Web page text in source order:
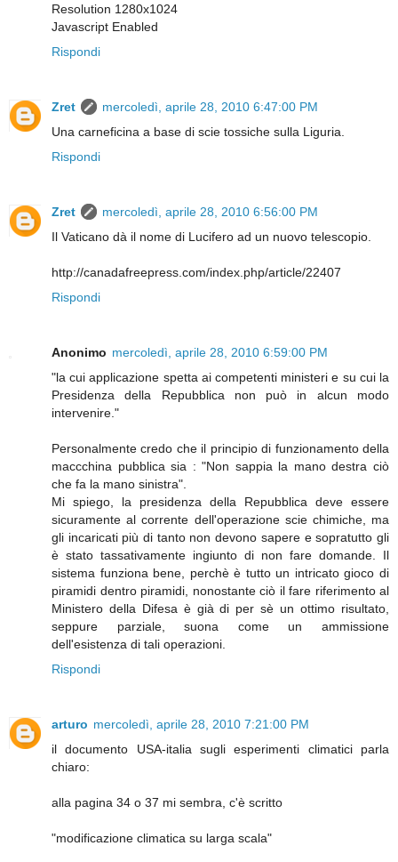
Resolution 1280x1024
Javascript Enabled
Rispondi
Zret
mercoledì, aprile 28, 2010 6:47:00 PM
Una carneficina a base di scie tossiche sulla Liguria.
Rispondi
Zret
mercoledì, aprile 28, 2010 6:56:00 PM
Il Vaticano dà il nome di Lucifero ad un nuovo telescopio.
http://canadafreepress.com/index.php/article/22407
Rispondi
Anonimo mercoledì, aprile 28, 2010 6:59:00 PM
"la cui applicazione spetta ai competenti ministeri e su cui la
Presidenza della Repubblica non può in alcun modo
intervenire."
Personalmente credo che il principio di funzionamento della
maccchina pubblica sia : "Non sappia la mano destra ciò
che fa la mano sinistra".
Mi spiego, la presidenza della Repubblica deve essere
sicuramente al corrente dell'operazione scie chimiche, ma
gli incaricati più di tanto non devono sapere e sopratutto gli
è stato tassativamente ingiunto di non fare domande. Il
sistema funziona bene, perchè è tutto un intricato gioco di
piramidi dentro piramidi, nonostante ciò il fare riferimento al
Ministero della Difesa è già di per sè un ottimo risultato,
seppure parziale, suona come un ammissione
dell'esistenza di tali operazioni.
Rispondi
arturo mercoledì, aprile 28, 2010 7:21:00 PM
il documento USA-italia sugli esperimenti climatici parla
chiaro:
alla pagina 34 o 37 mi sembra, c'è scritto
"modificazione climatica su larga scala"